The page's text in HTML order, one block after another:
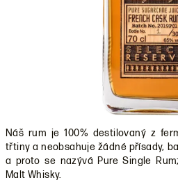
Náš rum je 100% destilovaný z
třtiny a neobsahuje žádné přísady,
a proto se nazývá Pure Single
Malt Whisky.